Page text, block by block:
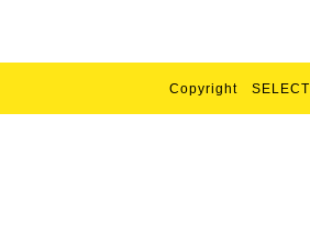
Copyright SELECT